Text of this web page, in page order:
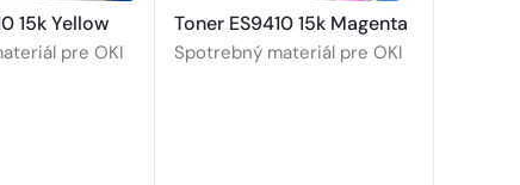
15k Yellow
pre OKI
Toner ES9410 15k Magenta
Spotrebný materiál pre OKI